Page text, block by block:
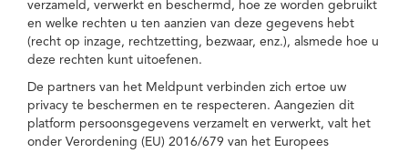
verzameld, verwerkt en beschermd, hoe ze worden gebruikt
en welke rechten u ten aanzien van deze gegevens hebt
(recht op inzage, rechtzetting, bezwaar, enz.), alsmede hoe u
deze rechten kunt uitoefenen.
De partners van het Meldpunt verbinden zich ertoe uw
privacy te beschermen en te respecteren. Aangezien dit
platform persoonsgegevens verzamelt en verwerkt, valt het
onder Verordening (EU) 2016/679 van het Europees